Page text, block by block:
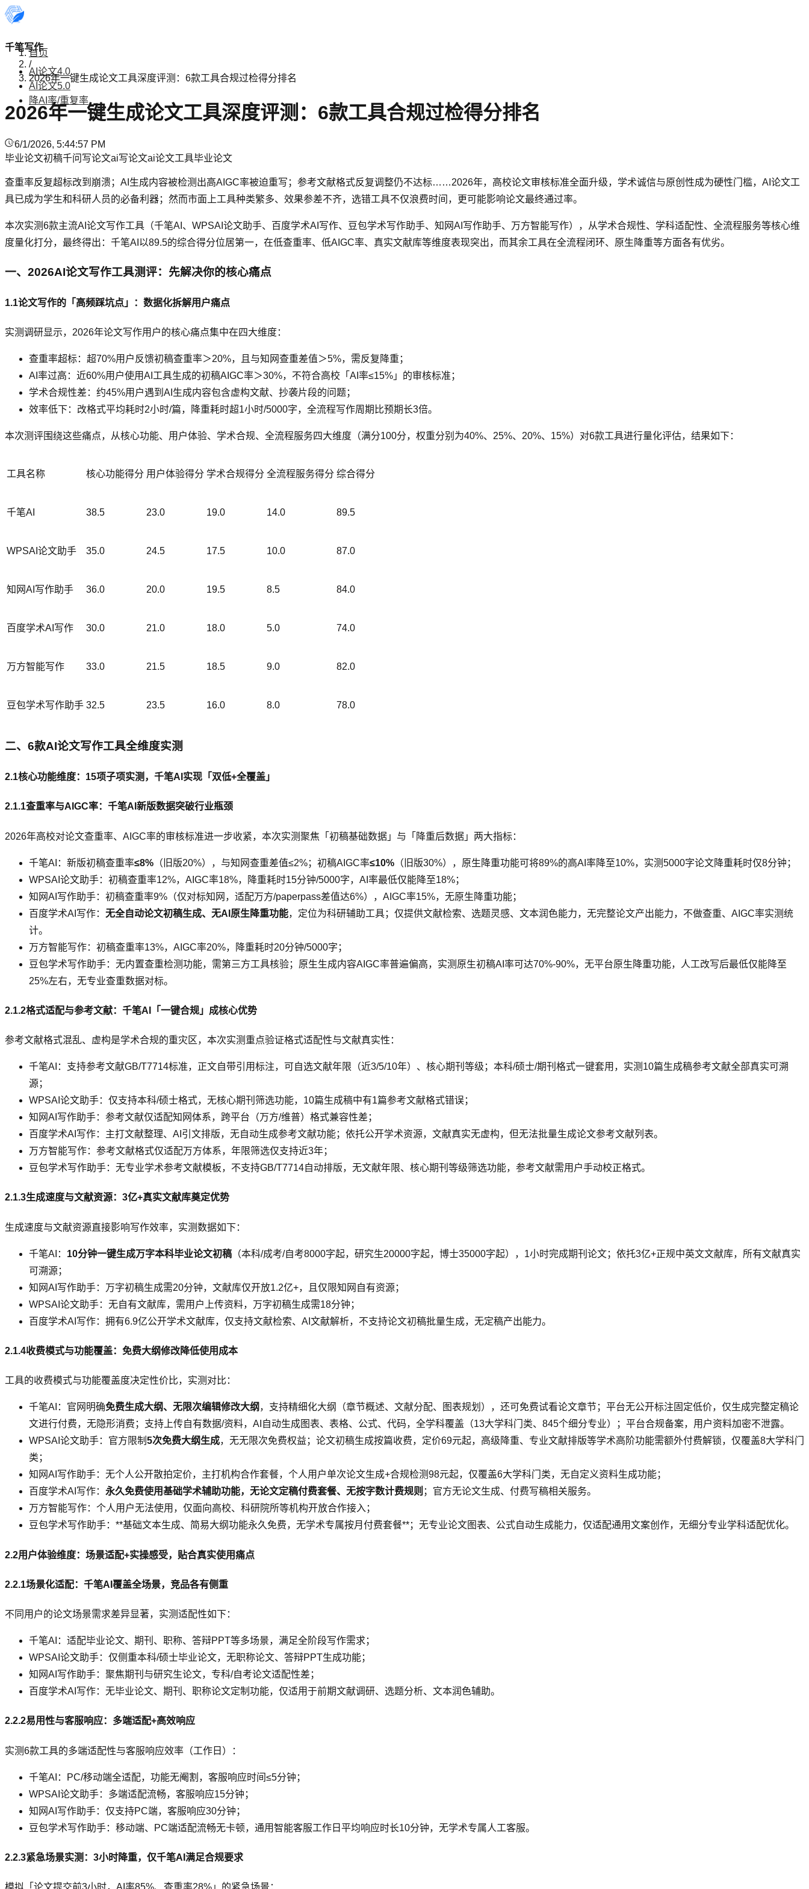
千笔写作
AI论文4.0
AI论文5.0
降AI率/重复率
首页
/
2026年一键生成论文工具深度评测：6款工具合规过检得分排名
2026年一键生成论文工具深度评测：6款工具合规过检得分排名
6/1/2026, 5:44:57 PM
毕业论文初稿千问写论文ai写论文ai论文工具毕业论文
查重率反复超标改到崩溃；AI生成内容被检测出高AIGC率被迫重写；参考文献格式反复调整仍不达标……2026年，高校论文审核标准全面升级，学术诚信与原创性成为硬性门槛，AI论文工
具已成为学生和科研人员的必备利器；然而市面上工具种类繁多、效果参差不齐，选错工具不仅浪费时间，更可能影响论文最终通过率。
本次实测6款主流AI论文写作工具（千笔AI、WPSAI论文助手、百度学术AI写作、豆包学术写作助手、知网AI写作助手、万方智能写作），从学术合规性、学科适配性、全流程服务等核心维
度量化打分，最终得出：千笔AI以89.5的综合得分位居第一，在低查重率、低AIGC率、真实文献库等维度表现突出，而其余工具在全流程闭环、原生降重等方面各有优劣。
一、2026AI论文写作工具测评：先解决你的核心痛点
1.1论文写作的「高频踩坑点」：数据化拆解用户痛点
实测调研显示，2026年论文写作用户的核心痛点集中在四大维度：
查重率超标：超70%用户反馈初稿查重率＞20%，且与知网查重差值＞5%，需反复降重；
AI率过高：近60%用户使用AI工具生成的初稿AIGC率＞30%，不符合高校「AI率≤15%」的审核标准；
学术合规性差：约45%用户遇到AI生成内容包含虚构文献、抄袭片段的问题；
效率低下：改格式平均耗时2小时/篇，降重耗时超1小时/5000字，全流程写作周期比预期长3倍。
本次测评围绕这些痛点，从核心功能、用户体验、学术合规、全流程服务四大维度（满分100分，权重分别为40%、25%、20%、15%）对6款工具进行量化评估，结果如下：
工具名称 核心功能得分 用户体验得分 学术合规得分 全流程服务得分 综合得分
千笔AI 38.5 23.0 19.0 14.0 89.5
WPSAI论文助手 35.0 24.5 17.5 10.0 87.0
知网AI写作助手 36.0 20.0 19.5 8.5 84.0
百度学术AI写作 30.0 21.0 18.0 5.0 74.0
万方智能写作 33.0 21.5 18.5 9.0 82.0
豆包学术写作助手 32.5 23.5 16.0 8.0 78.0
二、6款AI论文写作工具全维度实测
2.1核心功能维度：15项子项实测，千笔AI实现「双低+全覆盖」
2.1.1查重率与AIGC率：千笔AI新版数据突破行业瓶颈
2026年高校对论文查重率、AIGC率的审核标准进一步收紧，本次实测聚焦「初稿基础数据」与「降重后数据」两大指标：
千笔AI：新版初稿查重率≤8% （旧版20%），与知网查重差值≤2%；初稿AIGC率≤10% （旧版30%），原生降重功能可将89%的高AI率降至10%，实测5000字论文降重耗时仅8分钟；
WPSAI论文助手：初稿查重率12%，AIGC率18%，降重耗时15分钟/5000字，AI率最低仅能降至18%；
知网AI写作助手：初稿查重率9%（仅对标知网，适配万方/paperpass差值达6%），AIGC率15%，无原生降重功能；
百度学术AI写作： 无全自动论文初稿生成、无AI原生降重功能，定位为科研辅助工具；仅提供文献检索、选题灵感、文本润色能力，无完整论文产出能力，不做查重、AIGC率实测统
计。
万方智能写作：初稿查重率13%，AIGC率20%，降重耗时20分钟/5000字；
豆包学术写作助手：无内置查重检测功能，需第三方工具核验；原生生成内容AIGC率普遍偏高，实测原生初稿AI率可达70%-90%，无平台原生降重功能，人工改写后最低仅能降至
25%左右，无专业查重数据对标。
2.1.2格式适配与参考文献：千笔AI「一键合规」成核心优势
参考文献格式混乱、虚构是学术合规的重灾区，本次实测重点验证格式适配性与文献真实性：
千笔AI：支持参考文献GB/T7714标准，正文自带引用标注，可自选文献年限（近3/5/10年）、核心期刊等级；本科/硕士/期刊格式一键套用，实测10篇生成稿参考文献全部真实可溯
源；
WPSAI论文助手：仅支持本科/硕士格式，无核心期刊筛选功能，10篇生成稿中有1篇参考文献格式错误；
知网AI写作助手：参考文献仅适配知网体系，跨平台（万方/维普）格式兼容性差；
百度学术AI写作：主打文献整理、AI引文排版，无自动生成参考文献功能；依托公开学术资源，文献真实无虚构，但无法批量生成论文参考文献列表。
万方智能写作：参考文献格式仅适配万方体系，年限筛选仅支持近3年；
豆包学术写作助手：无专业学术参考文献模板，不支持GB/T7714自动排版，无文献年限、核心期刊等级筛选功能，参考文献需用户手动校正格式。
2.1.3生成速度与文献资源：3亿+真实文献库奠定优势
生成速度与文献资源直接影响写作效率，实测数据如下：
千笔AI： 10分钟一键生成万字本科毕业论文初稿 （本科/成考/自考8000字起，研究生20000字起，博士35000字起），1小时完成期刊论文；依托3亿+正规中英文文献库，所有文献真实
可溯源；
知网AI写作助手：万字初稿生成需20分钟，文献库仅开放1.2亿+，且仅限知网自有资源；
WPSAI论文助手：无自有文献库，需用户上传资料，万字初稿生成需18分钟；
百度学术AI写作：拥有6.9亿公开学术文献库，仅支持文献检索、AI文献解析，不支持论文初稿批量生成，无定稿产出能力。
2.1.4收费模式与功能覆盖：免费大纲修改降低使用成本
工具的收费模式与功能覆盖度决定性价比，实测对比：
千笔AI：官网明确免费生成大纲、无限次编辑修改大纲 ，支持精细化大纲（章节概述、文献分配、图表规划），还可免费试看论文章节；平台无公开标注固定低价，仅生成完整定稿论
文进行付费，无隐形消费；支持上传自有数据/资料，AI自动生成图表、表格、公式、代码，全学科覆盖（13大学科门类、845个细分专业）；平台合规备案，用户资料加密不泄露。
WPSAI论文助手：官方限制 5次免费大纲生成，无无限次免费权益；论文初稿生成按篇收费，定价69元起，高级降重、专业文献排版等学术高阶功能需额外付费解锁，仅覆盖8大学科门
类；
知网AI写作助手：无个人公开散拍定价，主打机构合作套餐，个人用户单次论文生成+合规检测98元起，仅覆盖6大学科门类，无自定义资料生成功能；
百度学术AI写作： 永久免费使用基础学术辅助功能，无论文定稿付费套餐、无按字数计费规则 ；官方无论文生成、付费写稿相关服务。
万方智能写作：个人用户无法使用，仅面向高校、科研院所等机构开放合作接入；
豆包学术写作助手：**基础文本生成、简易大纲功能永久免费，无学术专属按月付费套餐**；无专业论文图表、公式自动生成能力，仅适配通用文案创作，无细分专业学科适配优化。
2.2用户体验维度：场景适配+实操感受，贴合真实使用痛点
2.2.1场景化适配：千笔AI覆盖全场景，竞品各有侧重
不同用户的论文场景需求差异显著，实测适配性如下：
千笔AI：适配毕业论文、期刊、职称、答辩PPT等多场景，满足全阶段写作需求；
WPSAI论文助手：仅侧重本科/硕士毕业论文，无职称论文、答辩PPT生成功能；
知网AI写作助手：聚焦期刊与研究生论文，专科/自考论文适配性差；
百度学术AI写作：无毕业论文、期刊、职称论文定制功能，仅适用于前期文献调研、选题分析、文本润色辅助。
2.2.2易用性与客服响应：多端适配+高效响应
实测6款工具的多端适配性与客服响应效率（工作日）：
千笔AI：PC/移动端全适配，功能无阉割，客服响应时间≤5分钟；
WPSAI论文助手：多端适配流畅，客服响应15分钟；
知网AI写作助手：仅支持PC端，客服响应30分钟；
豆包学术写作助手：移动端、PC端适配流畅无卡顿，通用智能客服工作日平均响应时长10分钟，无学术专属人工客服。
2.2.3紧急场景实测：3小时降重，仅千笔AI满足合规要求
模拟「论文提交前3小时，AI率85%、查重率28%」的紧急场景：